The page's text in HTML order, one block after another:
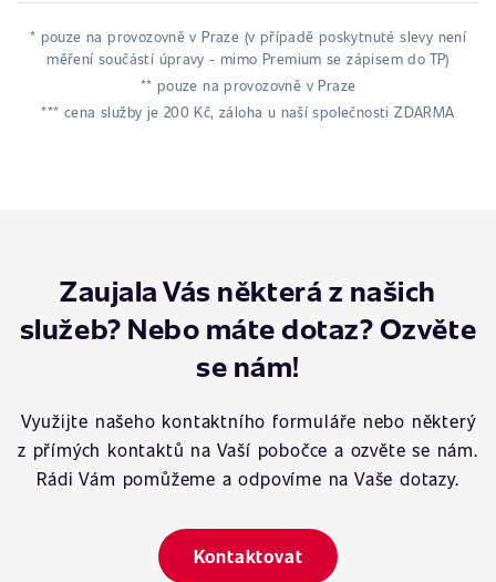
* pouze na provozovně v Praze (v případě poskytnuté slevy není
měření součástí úpravy - mimo Premium se zápisem do TP)
** pouze na provozovně v Praze
*** cena služby je 200 Kč, záloha u naší společnosti ZDARMA
Zaujala Vás některá z našich
služeb? Nebo máte dotaz? Ozvěte
se nám!
Využijte našeho kontaktního formuláře nebo některý
z přímých kontaktů na Vaší pobočce a ozvěte se nám.
Rádi Vám pomůžeme a odpovíme na Vaše dotazy.
Kontaktovat